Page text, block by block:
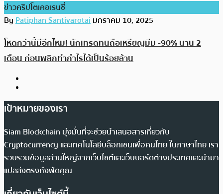
ข่าวคริปโตเคอเรนซี่
ByPatiphan Santivarotaiมกราคม 10, 2025
โหดกว่านี้มีอีกไหม! นักเทรดทนถือเหรียญมีม -90% นาน 2
เดือน ก่อนพลิกทำกำไรได้เป็นร้อยล้าน
เป้าหมายของเรา
Siam Blockchain มุ่งมั่นที่จะช่วยนำเสนอสารเกี่ยวกับ
Cryptocurrency และเทคโนโลยีบล็อกเชนเพื่อคนไทย ในภาษาไทย เรา
รวบรวมข้อมูลส่วนใหญ่จากเว็บไซต์และเว็บบอร์ดต่างประเทศและนำมา
แปลส่งตรงถึงฟีดคุณ